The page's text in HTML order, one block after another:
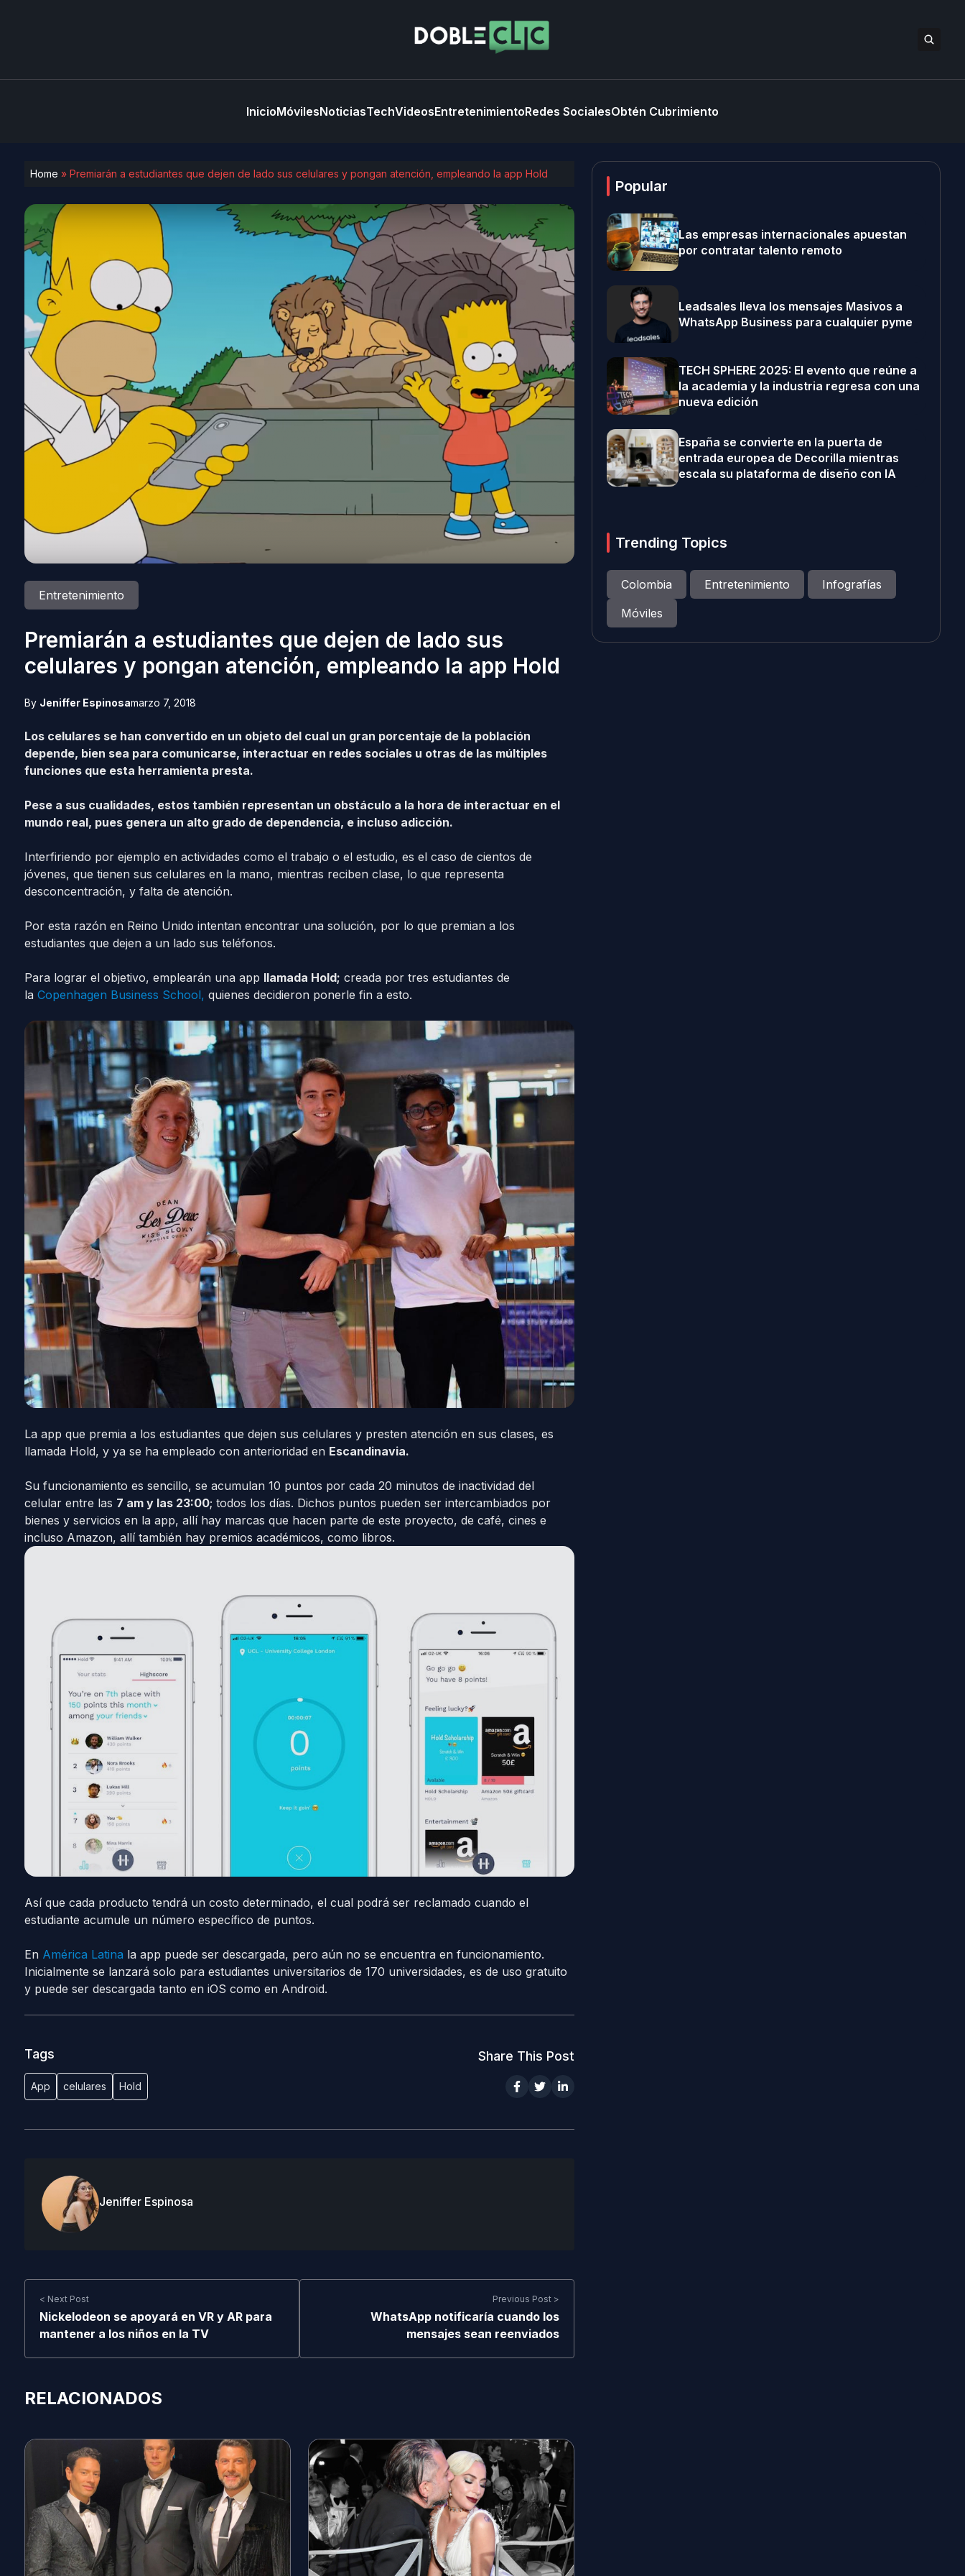
InicioMóvilesNoticiasTechVideosEntretenimientoRedes SocialesObtén Cubrimiento
Home » Premiarán a estudiantes que dejen de lado sus celulares y pongan atención, empleando la app Hold
Entretenimiento
Premiarán a estudiantes que dejen de lado sus
celulares y pongan atención, empleando la app Hold
By Jeniffer Espinosamarzo 7, 2018
Los celulares se han convertido en un objeto del cual un gran porcentaje de la población
depende, bien sea para comunicarse, interactuar en redes sociales u otras de las múltiples
funciones que esta herramienta presta.
Pese a sus cualidades, estos también representan un obstáculo a la hora de interactuar en el
mundo real, pues genera un alto grado de dependencia, e incluso adicción.
Interfiriendo por ejemplo en actividades como el trabajo o el estudio, es el caso de cientos de
jóvenes, que tienen sus celulares en la mano, mientras reciben clase, lo que representa
desconcentración, y falta de atención.
Por esta razón en Reino Unido intentan encontrar una solución, por lo que premian a los
estudiantes que dejen a un lado sus teléfonos.
Para lograr el objetivo, emplearán una app llamada Hold; creada por tres estudiantes de
la Copenhagen Business School, quienes decidieron ponerle fin a esto.
La app que premia a los estudiantes que dejen sus celulares y presten atención en sus clases, es
llamada Hold, y ya se ha empleado con anterioridad en Escandinavia.
Su funcionamiento es sencillo, se acumulan 10 puntos por cada 20 minutos de inactividad del
celular entre las 7 am y las 23:00; todos los días. Dichos puntos pueden ser intercambiados por
bienes y servicios en la app, allí hay marcas que hacen parte de este proyecto, de café, cines e
incluso Amazon, allí también hay premios académicos, como libros.
Así que cada producto tendrá un costo determinado, el cual podrá ser reclamado cuando el
estudiante acumule un número específico de puntos.
En América Latina la app puede ser descargada, pero aún no se encuentra en funcionamiento.
Inicialmente se lanzará solo para estudiantes universitarios de 170 universidades, es de uso gratuito
y puede ser descargada tanto en iOS como en Android.
Tags
App celulares Hold
Share This Post
Jeniffer Espinosa
< Next Post
Nickelodeon se apoyará en VR y AR para
mantener a los niños en la TV
Previous Post >
WhatsApp notificaría cuando los
mensajes sean reenviados
RELACIONADOS
Popular
Las empresas internacionales apuestan
por contratar talento remoto
Leadsales lleva los mensajes Masivos a
WhatsApp Business para cualquier pyme
TECH SPHERE 2025: El evento que reúne a
la academia y la industria regresa con una
nueva edición
España se convierte en la puerta de
entrada europea de Decorilla mientras
escala su plataforma de diseño con IA
Trending Topics
Colombia Entretenimiento
Infografías
Móviles